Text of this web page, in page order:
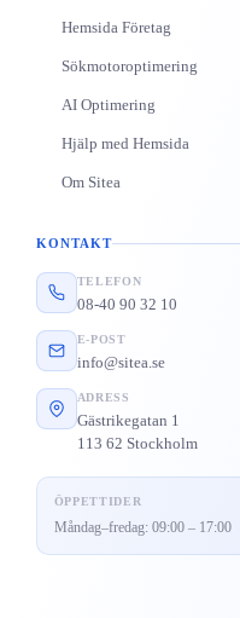
Hemsida Företag
Sökmotoroptimering
AI Optimering
Hjälp med Hemsida
Om Sitea
KONTAKT
TELEFON
08-40 90 32 10
E-POST
info@sitea.se
ADRESS
Gästrikegatan 1
113 62 Stockholm
ÖPPETTIDER
Måndag–fredag: 09:00 – 17:00